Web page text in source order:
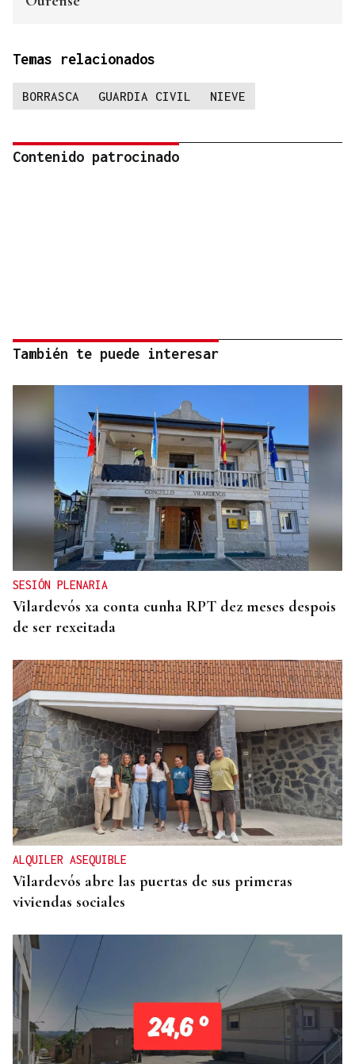
Temas relacionados
BORRASCA GUARDIA CIVIL NIEVE
Contenido patrocinado
También te puede interesar
SESIÓN PLENARIA
Vilardevós xa conta cunha RPT dez meses despois
de ser rexeitada
ALQUILER ASEQUIBLE
Vilardevós abre las puertas de sus primeras
viviendas sociales